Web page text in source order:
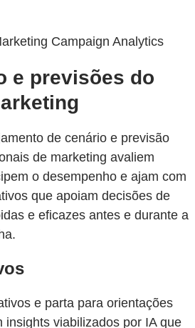
Campaign Analytics
e previsões do
de cenário e previsão
de marketing avaliem
o desempenho e ajam com
que apoiam decisões de
e eficazes antes e durante a
e parta para orientações
insights viabilizados por IA que